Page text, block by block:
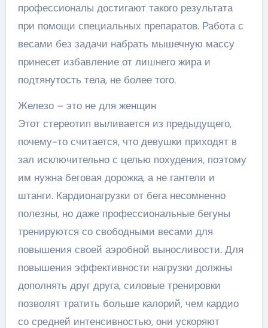
профессионалы достигают такого результата
при помощи специальных препаратов. Работа с
весами без задачи набрать мышечную массу
принесет избавление от лишнего жира и
подтянутость тела, не более того.
Железо – это не для женщин
Этот стереотип выливается из предыдущего,
почему-то считается, что девушки приходят в
зал исключительно с целью похудения, поэтому
им нужна беговая дорожка, а не гантели и
штанги. Кардионагрузки от бега несомненно
полезны, но даже профессиональные бегуны
тренируются со свободными весами для
повышения своей аэробной выносливости. Для
повышения эффективности нагрузки должны
дополнять друг друга, силовые тренировки
позволят тратить больше калорий, чем кардио
со средней интенсивностью, они ускоряют